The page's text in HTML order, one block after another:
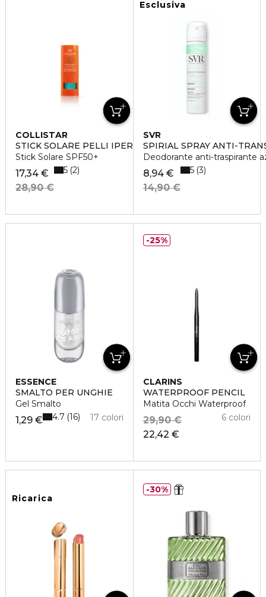
COLLISTAR
STICK SOLARE PELLI IPERSENSIBILI
Stick Solare SPF50+
17,34 €
28,90 €
5 2
Esclusiva
SVR
SPIRIAL SPRAY ANTI-
Deodorante anti-traspirante
8,94 €
14,90 €
5 3
ESSENCE
SMALTO PER UNGHIE
Gel Smalto
1,29 € 17 colori
4.7 16
CLARINS
WATERPROOF PENCIL
Matita Occhi Waterproof
22,42 €
29,90 € 6 colori
25%
Ricarica
30%